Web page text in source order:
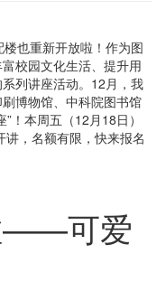
也重新开放啦！作为图
校园文化生活、提升用
列讲座活动。12月，我
博物馆、中科院图书馆
！本周五（12月18日）
讲，名额有限，快来报名
——可爱